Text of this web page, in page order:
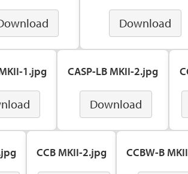
Download
1.jpg CASP-LB MKII-2.jpg
Download
CCB MKII-2.jpg CCBW-B